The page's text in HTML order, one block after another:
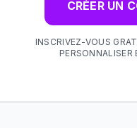
CRÉER UN
INSCRIVEZ-VOUS
PERSONNALISER